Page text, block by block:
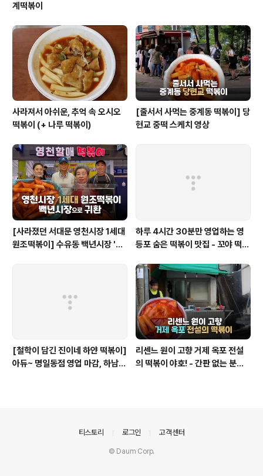
계떡볶이
사라져서 아쉬운, 추억 속 오시오
떡볶이 (+ 나루 떡볶이)
[줄서서 사먹는 중계동 떡볶이] 당
현교 중떡 스케치 영상
[사라졌던 서대문 영천시장 1세대
원조떡볶이] 수유동 백년시장 '영
하루 4시간 30분만 영업하는 영
등포 숨은 떡볶이 맛집 - 꼬야 떡볶
[철학이 담긴 진이네 하얀 떡볶이]
아듀~ 명일동점 영업 마감, 하남
리센느 원이 고향 거제 옥포 전설
의 떡볶이 야호! - 간판 없는 분식
티스토리 로그인 고객센터
© Daum Corp.